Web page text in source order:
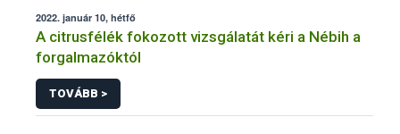
2022. január 10, hétfő
A citrusfélék fokozott vizsgálatát kéri a Nébih a
forgalmazóktól
TOVÁBB >